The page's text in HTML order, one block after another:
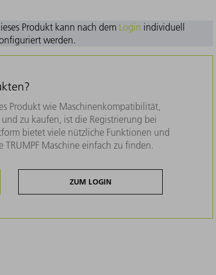
Produkt kann nach dem Login individuell
werden.
Produkt wie Maschinenkompatibilität,
zu kaufen, ist die Registrierung bei
bietet viele nützliche Funktionen und
Maschine einfach zu finden.
ZUM LOGIN